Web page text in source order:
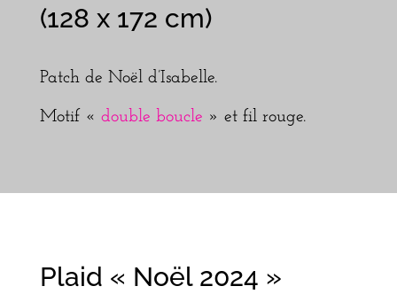
(128 x 172 cm)
Patch de Noël d’Isabelle.
Motif « double boucle » et fil rouge.
Plaid « Noël 2024 »